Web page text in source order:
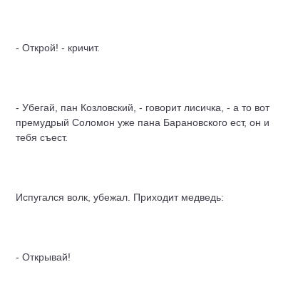
- Открой! - кричит.
- Убегай, пан Козловский, - говорит лисичка, - а то вот
премудрый Соломон уже пана Барановского ест, он и
тебя съест.
Испугался волк, убежал. Приходит медведь:
- Открывай!